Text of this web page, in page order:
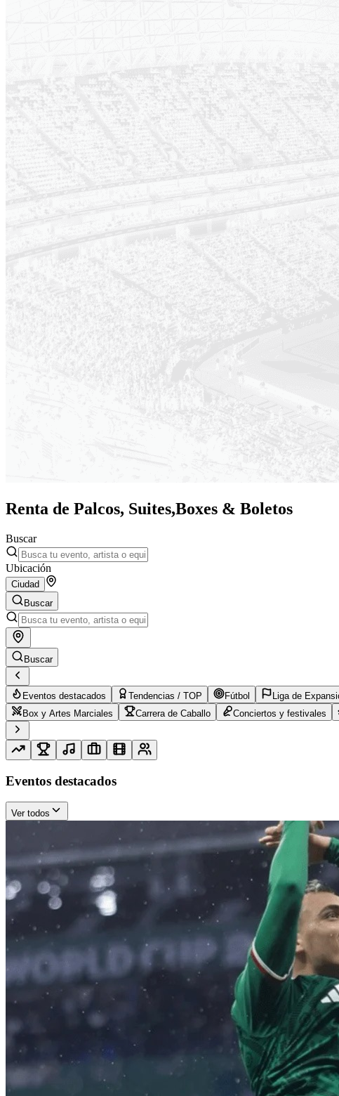
Renta de Palcos, Suites,Boxes & Boletos
Buscar
Ubicación
Ciudad
Buscar
Buscar
Eventos destacados Tendencias / TOP Fútbol Liga de
Box y Artes Marciales
Carrera de Caballo Conciertos y festivales
Eventos destacados
Ver todos